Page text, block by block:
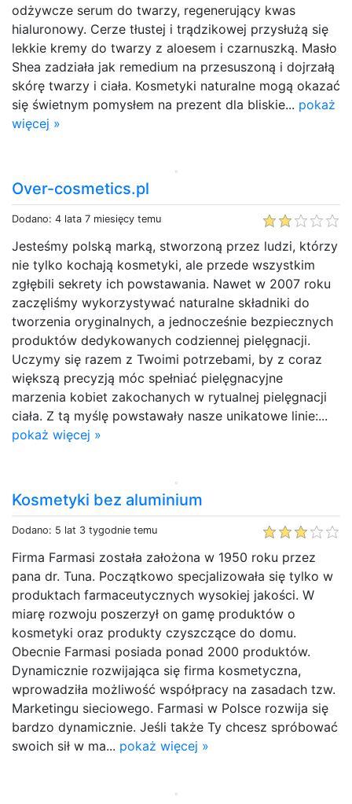
odżywcze serum do twarzy, regenerujący kwas
hialuronowy. Cerze tłustej i trądzikowej przysłużą się
lekkie kremy do twarzy z aloesem i czarnuszką. Masło
Shea zadziała jak remedium na przesuszoną i dojrzałą
skórę twarzy i ciała. Kosmetyki naturalne mogą okazać
się świetnym pomysłem na prezent dla bliskie... pokaż
więcej »
Over-cosmetics.pl
Dodano: 4 lata 7 miesięcy temu
Jesteśmy polską marką, stworzoną przez ludzi, którzy
nie tylko kochają kosmetyki, ale przede wszystkim
zgłębili sekrety ich powstawania. Nawet w 2007 roku
zaczęliśmy wykorzystywać naturalne składniki do
tworzenia oryginalnych, a jednocześnie bezpiecznych
produktów dedykowanych codziennej pielęgnacji.
Uczymy się razem z Twoimi potrzebami, by z coraz
większą precyzją móc spełniać pielęgnacyjne
marzenia kobiet zakochanych w rytualnej pielęgnacji
ciała. Z tą myślę powstawały nasze unikatowe linie:...
pokaż więcej »
Kosmetyki bez aluminium
Dodano: 5 lat 3 tygodnie temu
Firma Farmasi została założona w 1950 roku przez
pana dr. Tuna. Początkowo specjalizowała się tylko w
produktach farmaceutycznych wysokiej jakości. W
miarę rozwoju poszerzył on gamę produktów o
kosmetyki oraz produkty czyszczące do domu.
Obecnie Farmasi posiada ponad 2000 produktów.
Dynamicznie rozwijająca się firma kosmetyczna,
wprowadziła możliwość współpracy na zasadach tzw.
Marketingu sieciowego. Farmasi w Polsce rozwija się
bardzo dynamicznie. Jeśli także Ty chcesz spróbować
swoich sił w ma... pokaż więcej »